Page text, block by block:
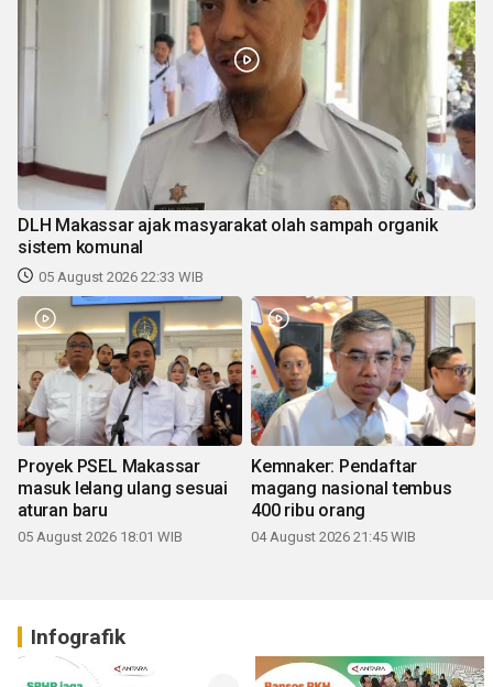
DLH Makassar ajak masyarakat olah sampah organik
sistem komunal
05 August 2026 22:33 WIB
Proyek PSEL Makassar
masuk lelang ulang sesuai
aturan baru
05 August 2026 18:01 WIB
Kemnaker: Pendaftar
magang nasional tembus
400 ribu orang
04 August 2026 21:45 WIB
Infografik